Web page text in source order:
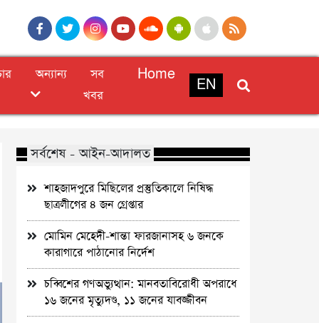
অন্যান্য
সব
খবর
Home
EN
সর্বশেষ - আইন-আদালত
শাহজাদপুরে মিছিলের প্রস্তুতিকালে নিষিদ্ধ
ছাত্রলীগের ৪ জন গ্রেপ্তার
মোমিন মেহেদী-শান্তা ফারজানাসহ ৬ জনকে
কারাগারে পাঠানোর নির্দেশ
চব্বিশের গণঅভ্যুত্থান: মানবতাবিরোধী অপরাধে
১৬ জনের মৃত্যুদণ্ড, ১১ জনের যাবজ্জীবন